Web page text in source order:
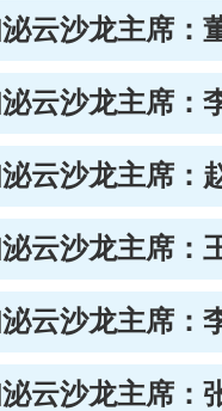
云沙龙主席：
云沙龙主席：
云沙龙主席：
云沙龙主席：
云沙龙主席：
云沙龙主席：